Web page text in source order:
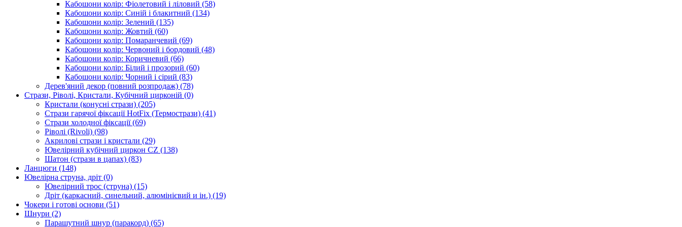
Кабошони колір: Фіолетовий і ліловий (58)
Кабошони колір: Синій і блакитний (134)
Кабошони колір: Зелений (135)
Кабошони колір: Жовтий (60)
Кабошони колір: Помаранчевий (69)
Кабошони колір: Червоний і бордовий (48)
Кабошони колір: Коричневий (66)
Кабошони колір: Білий і прозорий (60)
Кабошони колір: Чорний і сірий (83)
Дерев'яний декор (повний розпродаж) (78)
Стрази, Ріволі, Кристали, Кубічний цирконій (0)
Кристали (конусні стрази) (205)
Стрази гарячої фіксації HotFix (Термострази) (41)
Стрази холодної фіксації(69)
Ріволі (Rivoli) (98)
Акрилові стрази і кристали (29)
Ювелірний кубічний циркон CZ (138)
Шатон (стрази в цапах) (83)
Ланцюги (148)
Ювелірна струна, дріт (0)
Ювелірний трос (струна) (15)
Дріт (каркасний, синельний, алюмінієвий и ін.) (19)
Чокери і готові основи (51)
Шнури (2)
Парашутний шнур (паракорд) (65)